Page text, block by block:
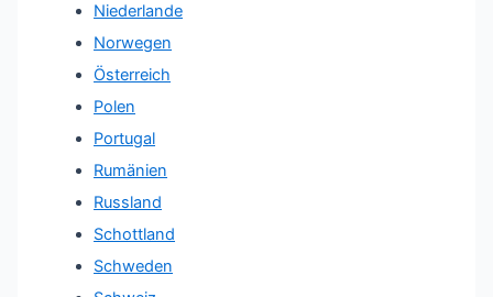
Niederlande
Norwegen
Österreich
Polen
Portugal
Rumänien
Russland
Schottland
Schweden